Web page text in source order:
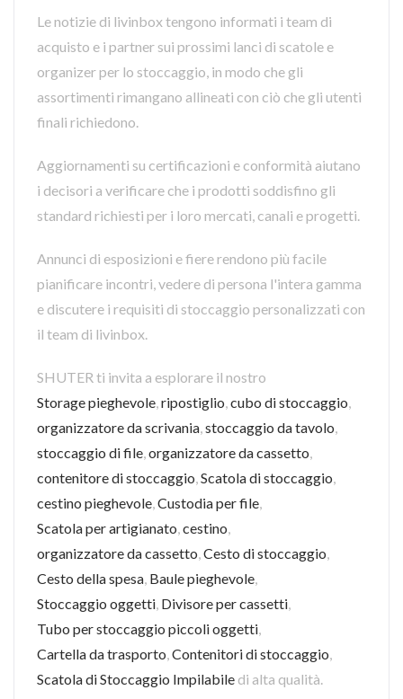
Le notizie di livinbox tengono informati i team di
acquisto e i partner sui prossimi lanci di scatole e
organizer per lo stoccaggio, in modo che gli
assortimenti rimangano allineati con ciò che gli utenti
finali richiedono.
Aggiornamenti su certificazioni e conformità aiutano
i decisori a verificare che i prodotti soddisfino gli
standard richiesti per i loro mercati, canali e progetti.
Annunci di esposizioni e fiere rendono più facile
pianificare incontri, vedere di persona l'intera gamma
e discutere i requisiti di stoccaggio personalizzati con
il team di livinbox.
SHUTER ti invita a esplorare il nostro
Storage pieghevole,ripostiglio,cubo di stoccaggio,
organizzatore da scrivania,stoccaggio da tavolo,
stoccaggio di file,organizzatore da cassetto,
contenitore di stoccaggio,Scatola di stoccaggio,
cestino pieghevole,Custodia per file,
Scatola per artigianato,cestino,
organizzatore da cassetto,Cesto di stoccaggio,
Cesto della spesa, Baule pieghevole,
Stoccaggio oggetti, Divisore per cassetti,
Tubo per stoccaggio piccoli oggetti,
Cartella da trasporto,Contenitori di stoccaggio,
Scatola di Stoccaggio Impilabile di alta qualità.